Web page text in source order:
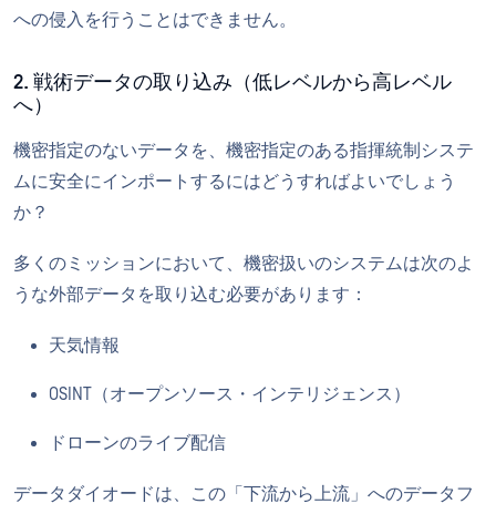
への侵入を行うことはできません。
2. 戦術データの取り込み（低レベルから高レベル
へ）
機密指定のないデータを、機密指定のある指揮統制システ
ムに安全にインポートするにはどうすればよいでしょう
か？
多くのミッションにおいて、機密扱いのシステムは次のよ
うな外部データを取り込む必要があります：
天気情報
OSINT（オープンソース・インテリジェンス）
ドローンのライブ配信
データダイオードは、この「下流から上流」へのデータフ